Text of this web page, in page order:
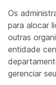
Os
para alocar
outras
entidade
gerenciar